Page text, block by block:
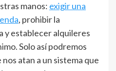
manos: exigir una
, prohibir la
y establecer alquileres
Solo así podremos
atan a un sistema que